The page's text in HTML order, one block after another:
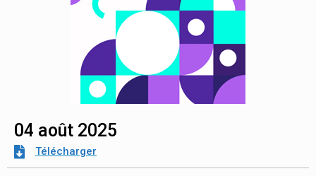
04 août 2025
Télécharger